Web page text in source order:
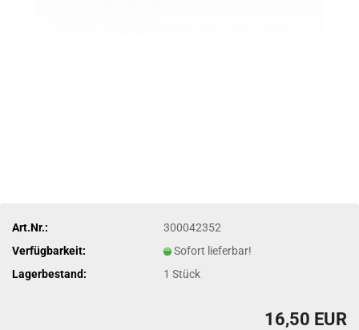
Art.Nr.:
300042352
Verfügbarkeit:
Sofort lieferbar!
Lagerbestand:
1Stück
16,50 EUR